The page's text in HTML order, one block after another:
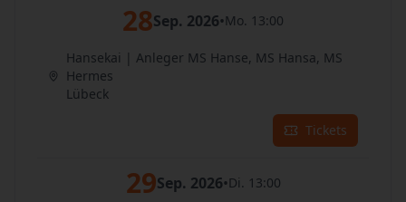
28Sep. 2026•Mo. 13:00
Hansekai | Anleger MS Hanse, MS Hansa, MS
Hermes
Lübeck
Tickets
29Sep. 2026•Di. 13:00